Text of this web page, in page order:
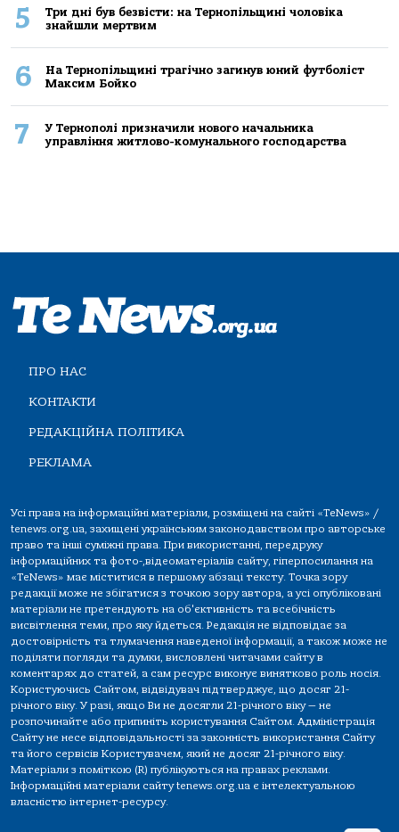
5
Три дні був безвісти: на Тернопільщині чоловіка
знайшли мертвим
6
На Тернопільщині трагічно загинув юний футболіст
Максим Бойко
7
У Тернополі призначили нового начальника
управління житлово-комунального господарства
ПРО НАС
КОНТАКТИ
РЕДАКЦІЙНА ПОЛІТИКА
РЕКЛАМА
Усі права на інформаційні матеріали, розміщені на сайті «TeNews» /
tenews.org.ua, захищені українським законодавством про авторське
право та інші суміжні права. При використанні, передруку
інформаційних та фото-,відеоматеріалів сайту, гіперпосилання на
«TeNews» має міститися в першому абзаці тексту. Точка зору
редакції може не збігатися з точкою зору автора, а усі опубліковані
матеріали не претендують на об'єктивність та всебічність
висвітлення теми, про яку йдеться. Редакція не відповідає за
достовірність та тлумачення наведеної інформації, а також може не
поділяти погляди та думки, висловлені читачами сайту в
коментарях до статей, а сам ресурс виконує винятково роль носія.
Користуючись Сайтом, відвідувач підтверджує, що досяг 21-
річного віку. У разі, якщо Ви не досягли 21-річного віку — не
розпочинайте або припиніть користування Сайтом. Адміністрація
Сайту не несе відповідальності за законність використання Сайту
та його сервісів Користувачем, який не досяг 21-річного віку.
Матеріали з поміткою (R) публікуються на правах реклами.
Інформаційні матеріали сайту tenews.org.ua є інтелектуальною
власністю інтернет-ресурсу.